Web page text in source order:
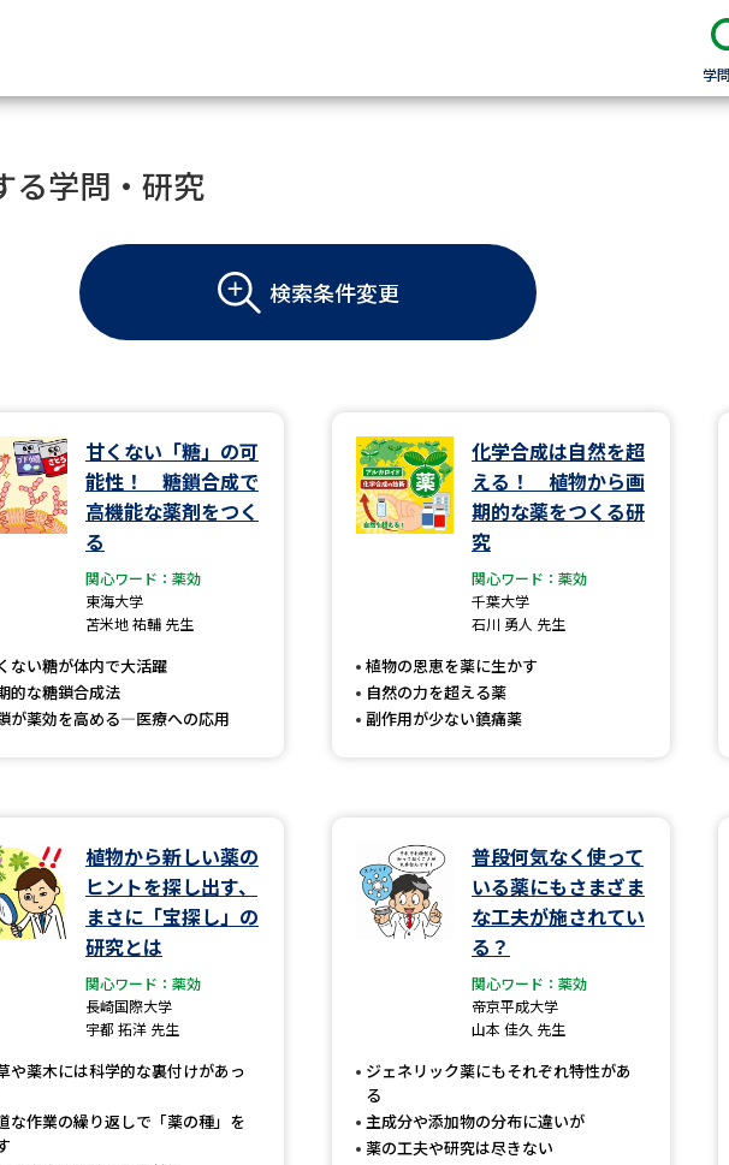
学
大学・短大の資料種類から請求
大学パンフ
学部・学科パンフ
総合型選抜・学校推薦型選抜 募集要項＆願書
大学・短大以外の資料から請求
専門学校の資料請求 大学院の資料請求
留学・進学関
大学入学共通テスト「受験案内」の請求
大学入学共通テスト「受験上の配慮案内」の請求
高等
小学校教員資格認定試験
高等学校（情報）教員資格認定試験
大学で学べる内容や特徴を調べる
新増設大学・学部・学科特集
国際・グローバルに強い大
奨学金・特待生制度特集
新学年スタート号特集ページ（高3生用）
新学年スタート号特集ページ（高2生用）
SELFBRAND特集ページ
る学問・研究
検索条件変更
甘くない「糖」の可
能性！ 糖鎖合成で
高機能な薬剤をつく
る
関心ワード：薬効
東海大学
苫米地 祐輔 先生
ない糖が体内で大活躍
的な糖鎖合成法
が薬効を高める―医療への応用
化学合成は自然を超
える！ 植物から画
期的な薬をつくる研
究
関心ワード：薬効
千葉大学
石川 勇人 先生
植物の恩恵を薬に生かす
自然の力を超える薬
副作用が少ない鎮痛薬
植物から新しい薬の
ヒントを探し出す、
まさに「宝探し」の
研究とは
関心ワード：薬効
長崎国際大学
宇都 拓洋 先生
や薬木には科学的な裏付けがあっ
な作業の繰り返しで「薬の種」を
普段何気なく使って
いる薬にもさまざま
な工夫が施されてい
る？
関心ワード：薬効
帝京平成大学
山本 佳久 先生
ジェネリック薬にもそれぞれ特性があ
る
主成分や添加物の分布に違いが
薬の工夫や研究は尽きない